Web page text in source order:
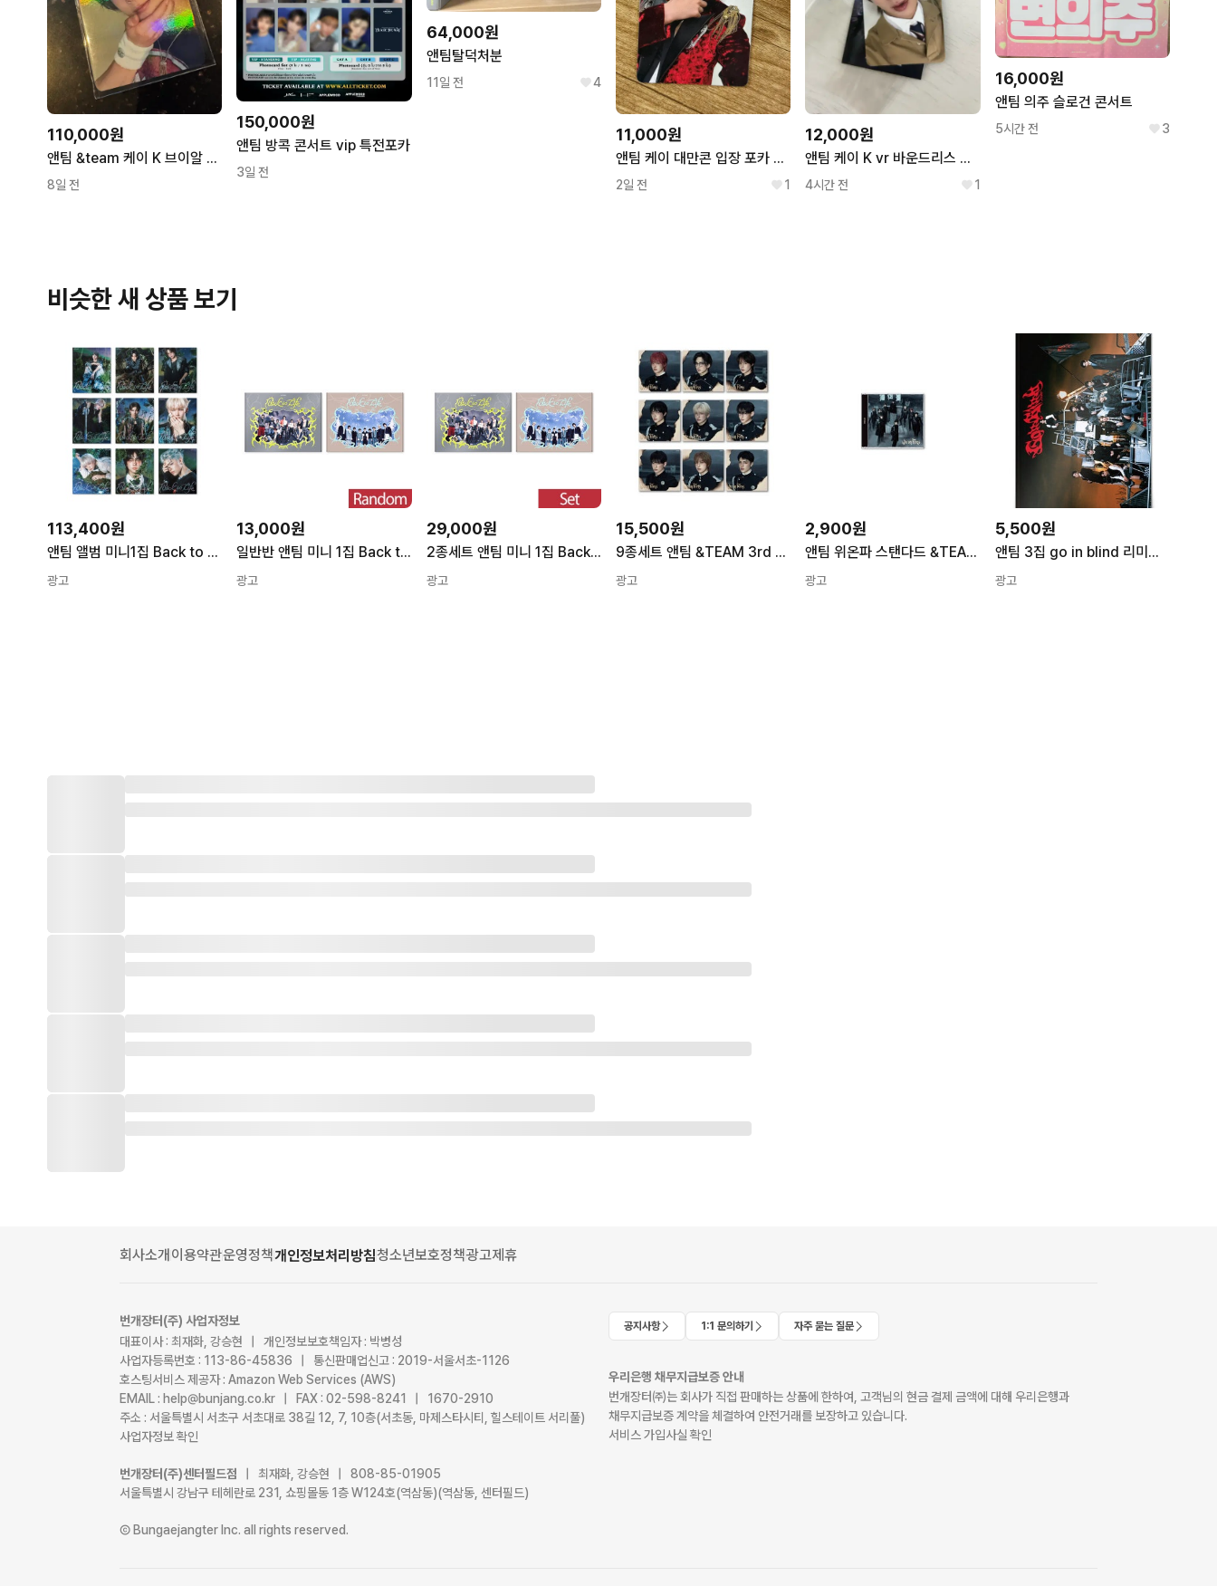
110,000원
앤팀 &team 케이 K 브이알 VR 콘서트 스페셜 아궁빵 포토카드 포카
8일 전
150,000원
앤팀 방콕 콘서트 vip 특전포카
3일 전
64,000원
앤팀탈덕처분
11일 전 4
11,000원
앤팀 케이 대만콘 입장 포카 사쳌 VIP 포토카드 블더웨 BTW
2일 전 1
12,000원
앤팀 케이 K vr 바운드리스 브이알 특전 단추포카
4시간 전 1
16,000원
앤팀 의주 슬로건 콘서트
5시간 전 3
비슷한 새 상품 보기
113,400원
앤팀 앨범 미니1집 Back to Life ROAR 9종세트
광고
13,000원
일반반 앤팀 미니 1집 Back to Life 1종 랜덤발송
광고
29,000원
2종세트 앤팀 미니 1집 Back to Life 백투라
광고
15,500원
9종세트 앤팀 &TEAM 3rd EP We on Fire SOLO EDITION
광고
2,900원
앤팀 위온파 스탠다드 &TEAM 3rd EP We on Fire STANDARD EDITION
광고
5,500원
앤팀 3집 go in blind 리미티드 SINGLE LIMITED
광고
회사소개이용약관운영정책개인정보처리방침청소년보호정책광고제휴
번개장터(주) 사업자정보
대표이사 : 최재화, 강승현 | 개인정보보호책임자 : 박병성
사업자등록번호 : 113-86-45836 | 통신판매업신고 : 2019-서울서초-1126
호스팅서비스 제공자 : Amazon Web Services (AWS)
EMAIL : help@bunjang.co.kr | FAX : 02-598-8241 | 1670-2910
주소 : 서울특별시 서초구 서초대로 38길 12, 7, 10층(서초동, 마제스타시티, 힐스테이트 서리풀)
사업자정보 확인
번개장터(주)센터필드점
| 최재화, 강승현 | 808-85-01905
서울특별시 강남구 테헤란로 231, 쇼핑몰동 1층 W124호(역삼동)(역삼동, 센터필드)
Ⓒ Bungaejangter Inc. all rights reserved.
공지사항 1:1 문의하기 자주 묻는 질문
우리은행 채무지급보증 안내
번개장터㈜는 회사가 직접 판매하는 상품에 한하여, 고객님의 현금 결제 금액에 대해 우리은행과
채무지급보증 계약을 체결하여 안전거래를 보장하고 있습니다.
서비스 가입사실 확인